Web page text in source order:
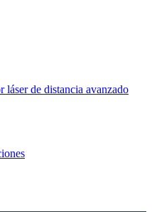
láser de distancia avanzado